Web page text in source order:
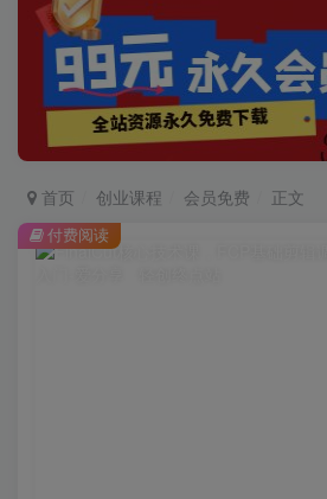
首页 创业课程 会员免费 正文
付费阅读